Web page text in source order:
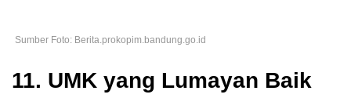
Sumber Foto: Berita.prokopim.bandung.go.id
11. UMK yang Lumayan Baik